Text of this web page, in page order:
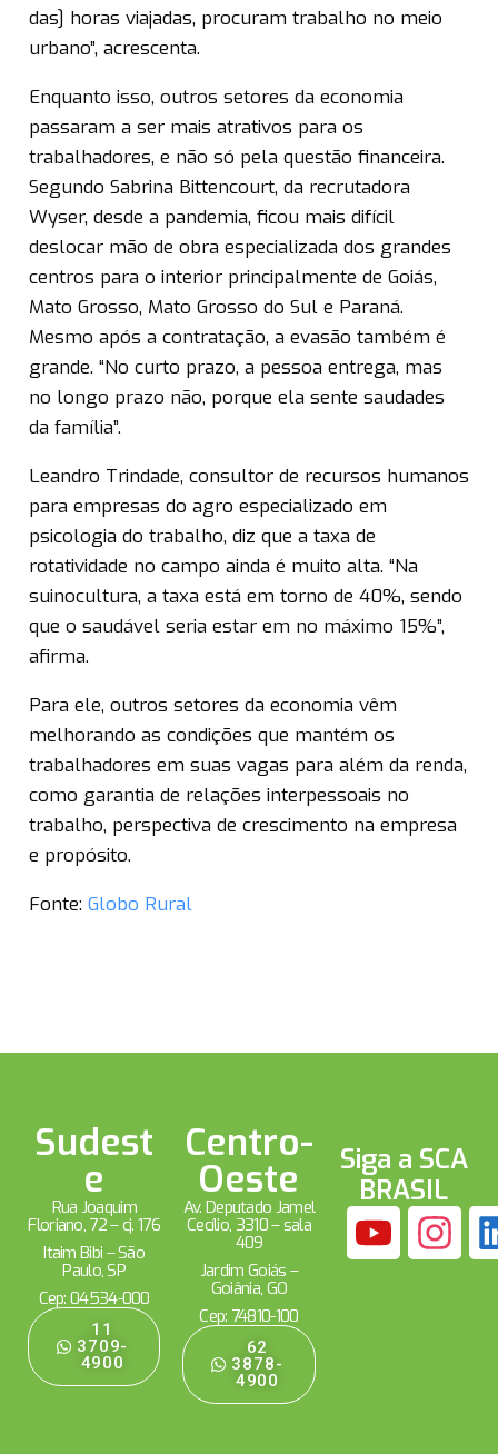
das] horas viajadas, procuram trabalho no meio
urbano”, acrescenta.
Enquanto isso, outros setores da economia
passaram a ser mais atrativos para os
trabalhadores, e não só pela questão financeira.
Segundo Sabrina Bittencourt, da recrutadora
Wyser, desde a pandemia, ficou mais difícil
deslocar mão de obra especializada dos grandes
centros para o interior principalmente de Goiás,
Mato Grosso, Mato Grosso do Sul e Paraná.
Mesmo após a contratação, a evasão também é
grande. “No curto prazo, a pessoa entrega, mas
no longo prazo não, porque ela sente saudades
da família”.
Leandro Trindade, consultor de recursos humanos
para empresas do agro especializado em
psicologia do trabalho, diz que a taxa de
rotatividade no campo ainda é muito alta. “Na
suinocultura, a taxa está em torno de 40%, sendo
que o saudável seria estar em no máximo 15%”,
afirma.
Para ele, outros setores da economia vêm
melhorando as condições que mantém os
trabalhadores em suas vagas para além da renda,
como garantia de relações interpessoais no
trabalho, perspectiva de crescimento na empresa
e propósito.
Fonte: Globo Rural
Sudest
e
Rua Joaquim
Floriano, 72 – cj. 176
Itaim Bibi – São
Paulo, SP
Cep: 04534-000
11
3709-
4900
Centro-
Oeste
Av. Deputado Jamel
Cecílio, 3310 – sala
409
Jardim Goiás –
Goiânia, GO
Cep: 74810-100
62
3878-
4900
Siga a SCA
BRASIL